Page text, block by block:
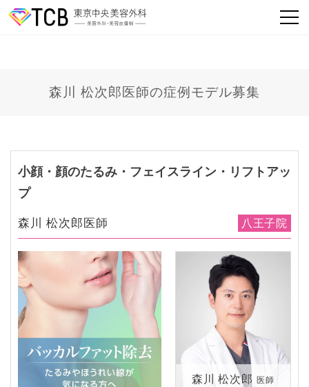
森川 松次郎医師の症例モデル募集
小顔・顔のたるみ・フェイスライン・リフトアッ
プ
森川 松次郎医師 八王子院
森川 松次郎 医師